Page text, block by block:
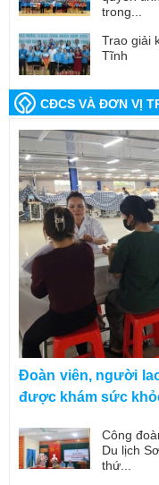
trong...
Trao giải
Tĩnh
CĐCS VÀ ĐƠN VỊ
Đoàn viên, người
được khám sức
Công
Du lịch
thứ...